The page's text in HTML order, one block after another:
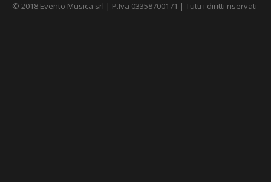
© 2018 Evento Musica srl | P.Iva 03358700171 | Tutti i diritti riservati